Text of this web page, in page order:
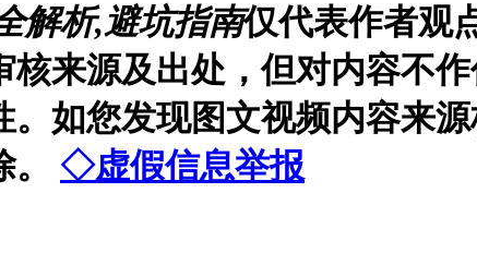
解析,避坑指南仅代表作者观
来源及出处，但对内容不
如您发现图文视频内容来
◇虚假信息举报